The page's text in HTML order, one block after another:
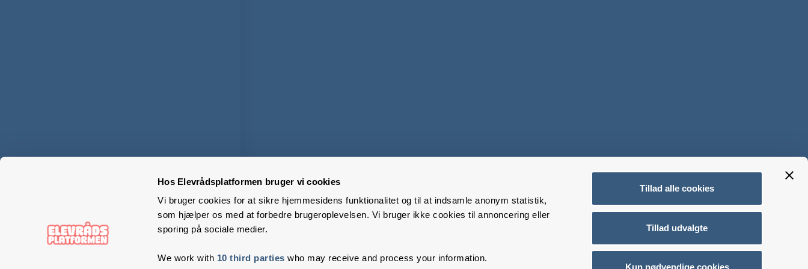
Hos Elevrådsplatformen bruger vi cookies
Vi bruger cookies for at sikre hjemmesidens funktionalitet og til at indsamle anonym statistik,
som hjælper os med at forbedre brugeroplevelsen. Vi bruger ikke cookies til annoncering eller
sporing på sociale medier.
We work with 10 third parties who may receive and process your information.
Tillad alle cookies
Tillad udvalgte
Kun nødvendige cookies